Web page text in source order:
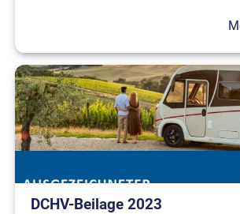
Verbände, das in diesem Jahr in
nehmen wir neben vielen wichtigen
Schulterschluss den
Caravaning- Industrie und Handel
Wir danken allen Anwesenden für die
zielführenden Gespräche.
DCHV-Beilage 2023